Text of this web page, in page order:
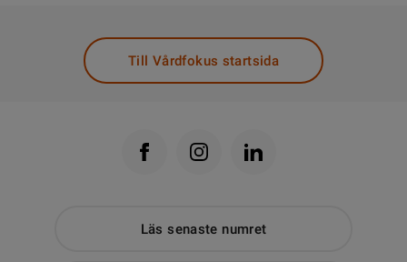
Till Vårdfokus startsida
Läs senaste numret